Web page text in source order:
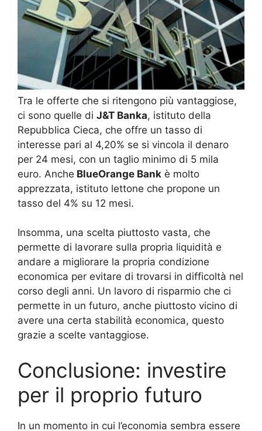
Tra le offerte che si ritengono più vantaggiose,
ci sono quelle di J&T Banka, istituto della
Repubblica Cieca, che offre un tasso di
interesse pari al 4,20% se si vincola il denaro
per 24 mesi, con un taglio minimo di 5 mila
euro. Anche BlueOrange Bank è molto
apprezzata, istituto lettone che propone un
tasso del 4% su 12 mesi.
Insomma, una scelta piuttosto vasta, che
permette di lavorare sulla propria liquidità e
andare a migliorare la propria condizione
economica per evitare di trovarsi in difficoltà nel
corso degli anni. Un lavoro di risparmio che ci
permette in un futuro, anche piuttosto vicino di
avere una certa stabilità economica, questo
grazie a scelte vantaggiose.
Conclusione: investire
per il proprio futuro
In un momento in cui l’economia sembra essere